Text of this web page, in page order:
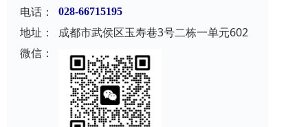
电话： 028-66715195
地址：
成都市武侯区玉寿巷3号二栋一单元602
微信：